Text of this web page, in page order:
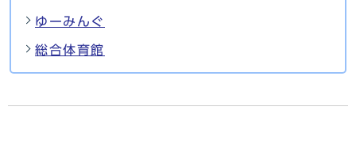
ゆーみんぐ
総合体育館